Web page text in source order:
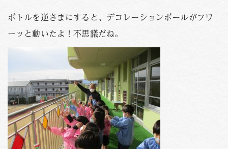
ボトルを逆さまにすると、デコレーションボールがフワ
ーッと動いたよ！不思議だね。